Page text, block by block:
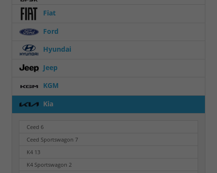
Fiat
Ford
Hyundai
Jeep
KGM
Kia
Ceed 6
Ceed Sportswagon 7
K4 13
K4 Sportswagon 2